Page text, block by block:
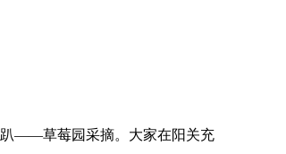
趴——草莓园采摘。大家在阳关充